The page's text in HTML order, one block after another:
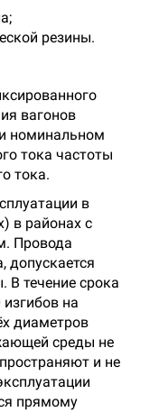
резины.
вагонов
номинальном
тока частоты
тока.
в
в районах с
Провода
допускается
В течение срока
на
диаметров
среды не
и не
прямому